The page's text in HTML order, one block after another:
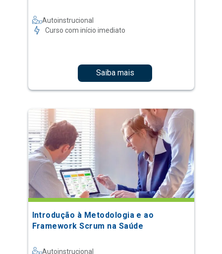
Autoinstrucional
Curso com início imediato
Saiba mais
Introdução à Metodologia e ao
Framework Scrum na Saúde
Autoinstrucional